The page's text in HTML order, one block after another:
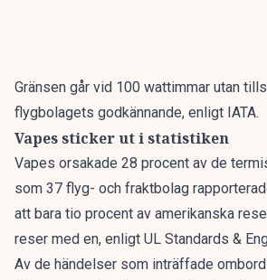
Gränsen går vid 100 wattimmar utan
flygbolagets godkännande, enligt IATA.
Vapes sticker ut i statistiken
Vapes orsakade 28 procent av de
som 37 flyg- och fraktbolag
att bara tio procent av amerikanska
reser med en, enligt UL Standards &
Av de händelser som inträffade